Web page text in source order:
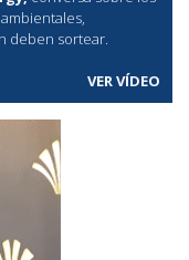
deben sortear.
VER VÍDEO